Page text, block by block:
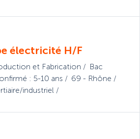
électricité H/F
et Fabrication
Bac
: 5-10 ans
69 - Rhône
industriel